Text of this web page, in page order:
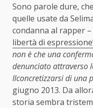
Sono parole dure,
quelle usate da
condanna al rapper
libertà di
non è che una
denunciato attraverso
Ilconcretizzarsi di una
giugno 2013. Da
storia sembra